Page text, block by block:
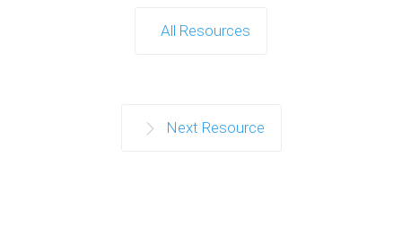
All Resources
Next Resource